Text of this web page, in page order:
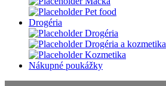
Pet food
Drogéria
Drogéria
Drogéria a kozmetika
Kozmetika
Nákupné poukážky